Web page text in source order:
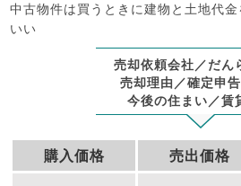
中古物件は買うときに建物と土地代
いい
売却依頼会社／だん
売却理由／確定申
今後の住まい／賃
購入価格 売出価格